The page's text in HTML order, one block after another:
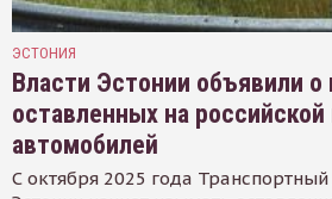
ЭСТОНИЯ
Власти Эстонии объявили
оставленных на российской
автомобилей
С октября 2025 года